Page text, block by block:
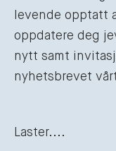
levende opptatt
oppdatere deg
nytt samt
nyhetsbrevet
Laster....